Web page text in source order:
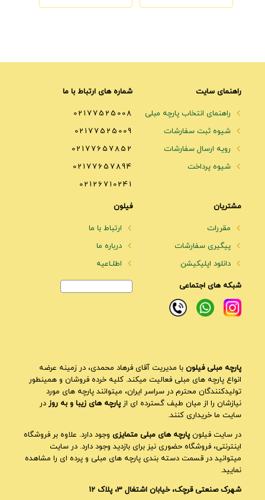
راهنمای سایت
راهنمای انتخاب پارچه مبلی
شیوه ثبت سفارشات
رویه ارسال سفارشات
شیوه پرداخت
شماره های ارتباط با ما
02177525008
02177525009
02177657852
02177657894
02126710241
مشتریان
مقررات
پیگیری سفارشات
دانلود اپلیکیشن
فیلون
ارتباط با ما
درباره ما
اطلـاعیه
شبکه های اجتماعی
پارچه مبلی فیلون با مدیریت آقای فرهاد محمدی، در زمینه عرضه
انواع پارچه های مبلی فعالیت میکند. کلیه خرده فروشان و همینطور
تولیدکنندگان محترم در سراسر ایران، میتوانند پارچه های مورد
نیازشان را از میان طیف گسترده ای ازپارچه های زیبا و به روز در
سایت ما خریداری کنند.
در سایت فیلونپارچه های مبلی متمایزی وجود دارد. علاوه بر فروشگاه
اینترنتی، فروشگاه حضوری نیز برای بازدید وجود دارد. در سایت
میتوانید در قسمت دسته بندی پارچه های مبلی و پرده ای را مشاهده
نمایید.
شهرک صنعتی قرچک، خیابان اشتغال 3، پلاک 12